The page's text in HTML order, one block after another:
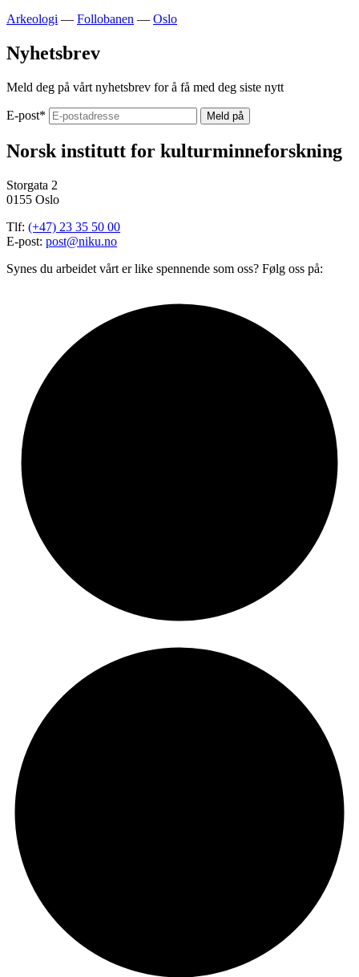
Arkeologi — Follobanen — Oslo
Nyhetsbrev
Meld deg på vårt nyhetsbrev for å få med deg siste nytt
E-post*
Norsk institutt for kulturminneforskning
Storgata 2
0155 Oslo
Tlf: (+47) 23 35 50 00
E-post: post@niku.no
Synes du arbeidet vårt er like spennende som oss? Følg oss på: